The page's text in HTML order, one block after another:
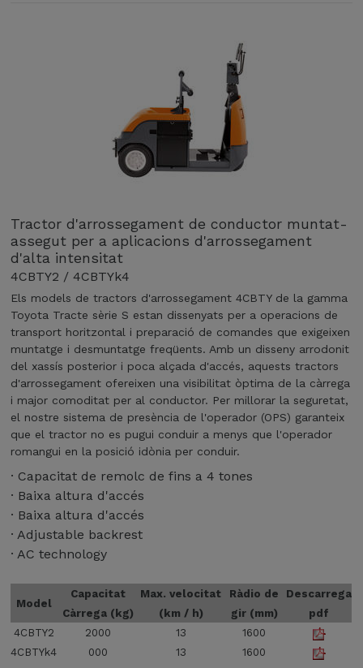
Tractor d'arrossegament de conductor muntat-
assegut per a aplicacions d'arrossegament
d'alta intensitat
4CBTY2 / 4CBTYk4
Els models de tractors d'arrossegament 4CBTY de la gamma
Toyota Tracte sèrie S estan dissenyats per a operacions de
transport horitzontal i preparació de comandes que exigeixen
muntatge i desmuntatge freqüents. Amb un disseny arrodonit
del xassís posterior i poca alçada d'accés, aquests tractors
d'arrossegament ofereixen una visibilitat òptima de la càrrega
i major comoditat per al conductor. Per millorar la seguretat,
el nostre sistema de presència de l'operador (OPS) garanteix
que el tractor no es pugui conduir a menys que l'operador
romangui en la posició idònia per conduir.
· Capacitat de remolc de fins a 4 tones
· Baixa altura d'accés
· Baixa altura d'accés
· Adjustable backrest
· AC technology
Model
Capacitat
Càrrega (kg)
Max. velocitat
(km / h)
Ràdio de
gir (mm)
Descarrega
pdf
4CBTY2
2000 13
1600
4CBTYk4
000 13 1600